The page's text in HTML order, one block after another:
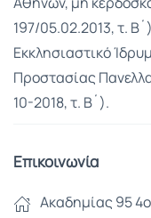
197/05.02.2013, τ.
Εκκλησιαστικό
Προστασίας
10-2018, τ. Β´).
Επικοινωνία
Ακαδημίας 95